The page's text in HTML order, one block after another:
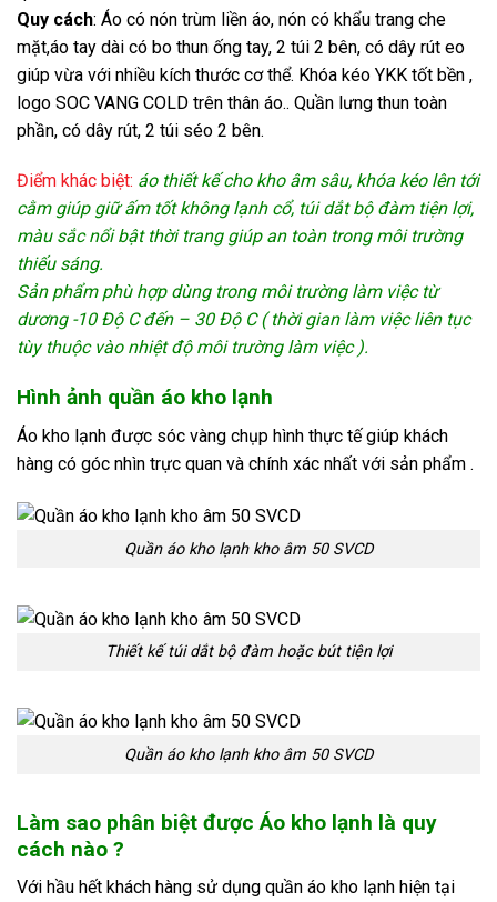
Quy cách: Áo có nón trùm liền áo, nón có khẩu trang che
mặt,áo tay dài có bo thun ống tay, 2 túi 2 bên, có dây rút eo
giúp vừa với nhiều kích thước cơ thể. Khóa kéo YKK tốt bền ,
logo SOC VANG COLD trên thân áo.. Quần lưng thun toàn
phần, có dây rút, 2 túi séo 2 bên.
Điểm khác biệt: áo thiết kế cho kho âm sâu, khóa kéo lên tới
cằm giúp giữ ấm tốt không lạnh cổ, túi dắt bộ đàm tiện lợi,
màu sắc nổi bật thời trang giúp an toàn trong môi trường
thiếu sáng.
Sản phẩm phù hợp dùng trong môi trường làm việc từ
dương -10 Độ C đến – 30 Độ C ( thời gian làm việc liên tục
tùy thuộc vào nhiệt độ môi trường làm việc ).
Hình ảnh quần áo kho lạnh
Áo kho lạnh được sóc vàng chụp hình thực tế giúp khách
hàng có góc nhìn trực quan và chính xác nhất với sản phẩm .
Quần áo kho lạnh kho âm 50 SVCD
Thiết kế túi dắt bộ đàm hoặc bút tiện lợi
Quần áo kho lạnh kho âm 50 SVCD
Làm sao phân biệt được Áo kho lạnh là quy
cách nào ?
Với hầu hết khách hàng sử dụng quần áo kho lạnh hiện tại